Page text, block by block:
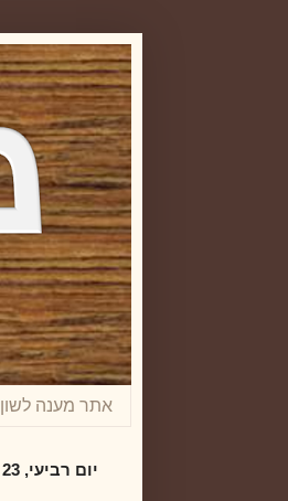
אתר מענה לשון
יום רביעי, 23 בינואר 2013